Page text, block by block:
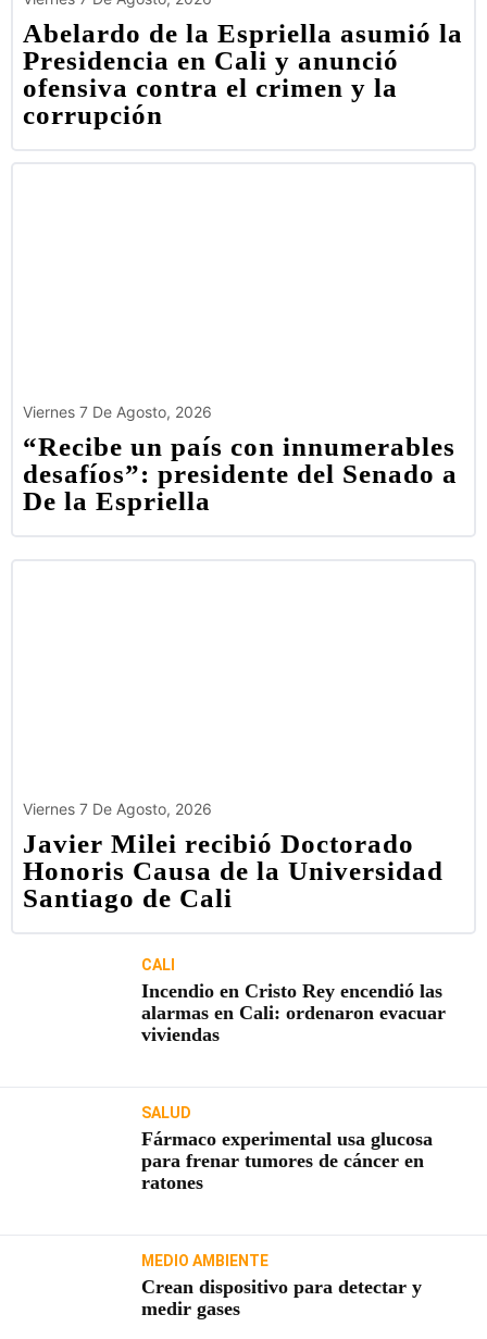
Abelardo de la Espriella asumió la
Presidencia en Cali y anunció
ofensiva contra el crimen y la
corrupción
Viernes 7 De Agosto, 2026
“Recibe un país con innumerables
desafíos”: presidente del Senado a
De la Espriella
Viernes 7 De Agosto, 2026
Javier Milei recibió Doctorado
Honoris Causa de la Universidad
Santiago de Cali
CALI
Incendio en Cristo Rey encendió las
alarmas en Cali: ordenaron evacuar
viviendas
SALUD
Fármaco experimental usa glucosa
para frenar tumores de cáncer en
ratones
MEDIO AMBIENTE
Crean dispositivo para detectar y
medir gases